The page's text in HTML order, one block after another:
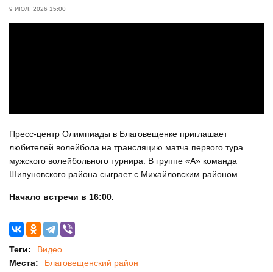
9 ИЮЛ. 2026 15:00
Пресс-центр Олимпиады в Благовещенке приглашает
любителей волейбола на трансляцию матча первого тура
мужского волейбольного турнира. В группе «А» команда
Шипуновского района сыграет с Михайловским районом.
Начало встречи в 16:00.
Теги:
Видео
Места:
Благовещенский район